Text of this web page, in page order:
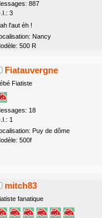
887
3
l'aut éh !
Nancy
500 R
Fiatauvergne
Fiatiste
18
1
Puy de dôme
500f
mitch83
fanatique